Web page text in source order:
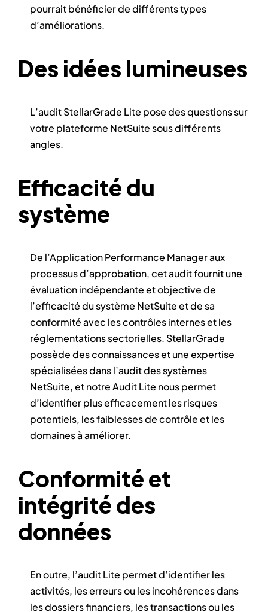
pourrait bénéficier de différents types
d’améliorations.
Des idées lumineuses
L’audit StellarGrade Lite pose des questions sur
votre plateforme NetSuite sous différents
angles.
Efficacité du
système
De l’Application Performance Manager aux
processus d’approbation, cet audit fournit une
évaluation indépendante et objective de
l’efficacité du système NetSuite et de sa
conformité avec les contrôles internes et les
réglementations sectorielles. StellarGrade
possède des connaissances et une expertise
spécialisées dans l’audit des systèmes
NetSuite, et notre Audit Lite nous permet
d’identifier plus efficacement les risques
potentiels, les faiblesses de contrôle et les
domaines à améliorer.
Conformité et
intégrité des
données
En outre, l’audit Lite permet d’identifier les
activités, les erreurs ou les incohérences dans
les dossiers financiers, les transactions ou les